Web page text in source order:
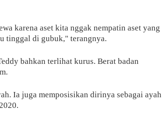
karena aset kita nggak nempatin aset yang
tinggal di gubuk," terangnya.
bahkan terlihat kurus. Berat badan
Ia juga memposisikan dirinya sebagai ayah